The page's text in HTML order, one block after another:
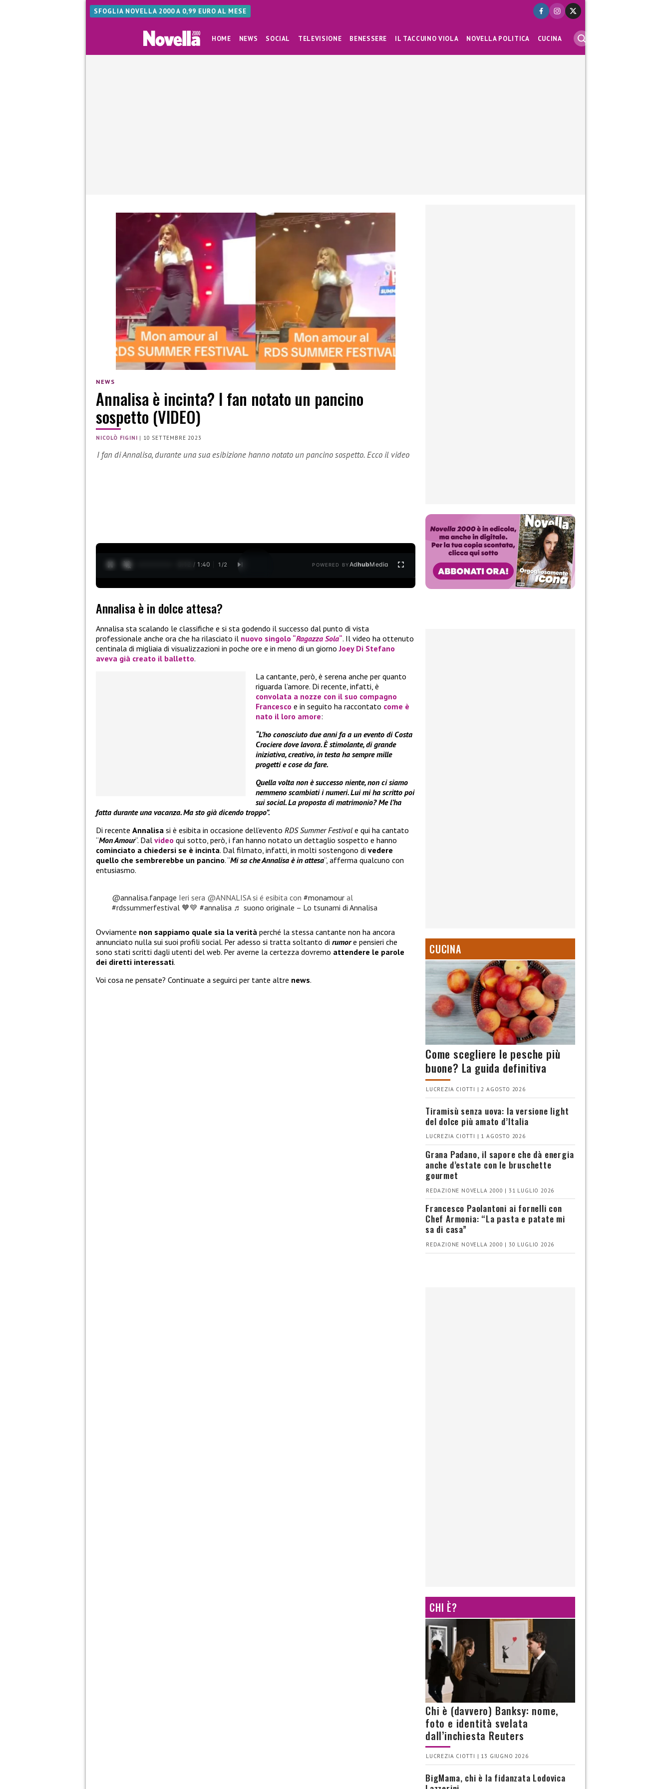
SFOGLIA NOVELLA 2000 A 0,99 EURO AL MESE
HOME NEWS SOCIAL TELEVISIONE BENESSERE IL TACCUINO VIOLA NOVELLA POLITICA CUCINA
NEWS
Annalisa è incinta? I fan notato un pancino
sospetto (VIDEO)
NICOLÒ FIGINI | 10 SETTEMBRE 2023
I fan di Annalisa, durante una sua esibizione hanno notato un pancino sospetto. Ecco il video
0:13 / 1:40 1 /2 POWERED BYAdhubMedia
Annalisa è in dolce attesa?
Annalisa sta scalando le classifiche e si sta godendo il successo dal punto di vista
professionale anche ora che ha rilasciato il nuovo singolo “Ragazza Sola“. Il video ha ottenuto
centinala di migliaia di visualizzazioni in poche ore e in meno di un giornoJoey Di Stefano
aveva già creato il balletto.
La cantante, però, è serena anche per quanto
riguarda l’amore. Di recente, infatti, è
convolata a nozze con il suo compagno
Francesco e in seguito ha raccontato come è
nato il loro amore:
“L’ho conosciuto due anni fa a un evento di Costa
Crociere dove lavora. È stimolante, di grande
iniziativa, creativo, in testa ha sempre mille
progetti e cose da fare.
Quella volta non è successo niente, non ci siamo
nemmeno scambiati i numeri. Lui mi ha scritto poi
sui social. La proposta di matrimonio? Me l’ha
fatta durante una vacanza. Ma sto già dicendo troppo”.
Di recente Annalisa si è esibita in occasione dell’evento RDS Summer Festival e qui ha cantato
“Mon Amour“. Dal video qui sotto, però, i fan hanno notato un dettaglio sospetto e hanno
cominciato a chiedersi se è incinta. Dal filmato, infatti, in molti sostengono di vedere
quello che sembrerebbe un pancino. “Mi sa che Annalisa è in attesa“, afferma qualcuno con
entusiasmo.
@annalisa.fanpage Ieri sera @ANNALISA si é esibita con #monamour al
#rdssummerfestival 🧡💙 #annalisa ♬ suono originale – Lo tsunami di Annalisa
Ovviamente non sappiamo quale sia la verità perché la stessa cantante non ha ancora
annunciato nulla sui suoi profili social. Per adesso si tratta soltanto di rumore pensieri che
sono stati scritti dagli utenti del web. Per averne la certezza dovremo attendere le parole
dei diretti interessati.
Voi cosa ne pensate? Continuate a seguirci per tante altre news.
CUCINA
Come scegliere le pesche più
buone? La guida definitiva
LUCREZIA CIOTTI | 2 AGOSTO 2026
Tiramisù senza uova: la versione light
del dolce più amato d’Italia
LUCREZIA CIOTTI | 1 AGOSTO 2026
Grana Padano, il sapore che dà energia
anche d’estate con le bruschette
gourmet
REDAZIONE NOVELLA 2000 | 31 LUGLIO 2026
Francesco Paolantoni ai fornelli con
Chef Armonia: “La pasta e patate mi
sa di casa”
REDAZIONE NOVELLA 2000 | 30 LUGLIO 2026
CHI È?
Chi è (davvero) Banksy: nome,
foto e identità svelata
dall’inchiesta Reuters
LUCREZIA CIOTTI | 13 GIUGNO 2026
BigMama, chi è la fidanzata Lodovica